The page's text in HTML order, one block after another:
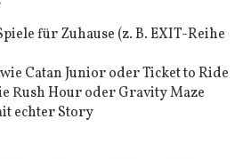
für Zuhause (z. B. EXIT-Reihe
Catan Junior oder Ticket to Ride
Rush Hour oder Gravity Maze
echter Story